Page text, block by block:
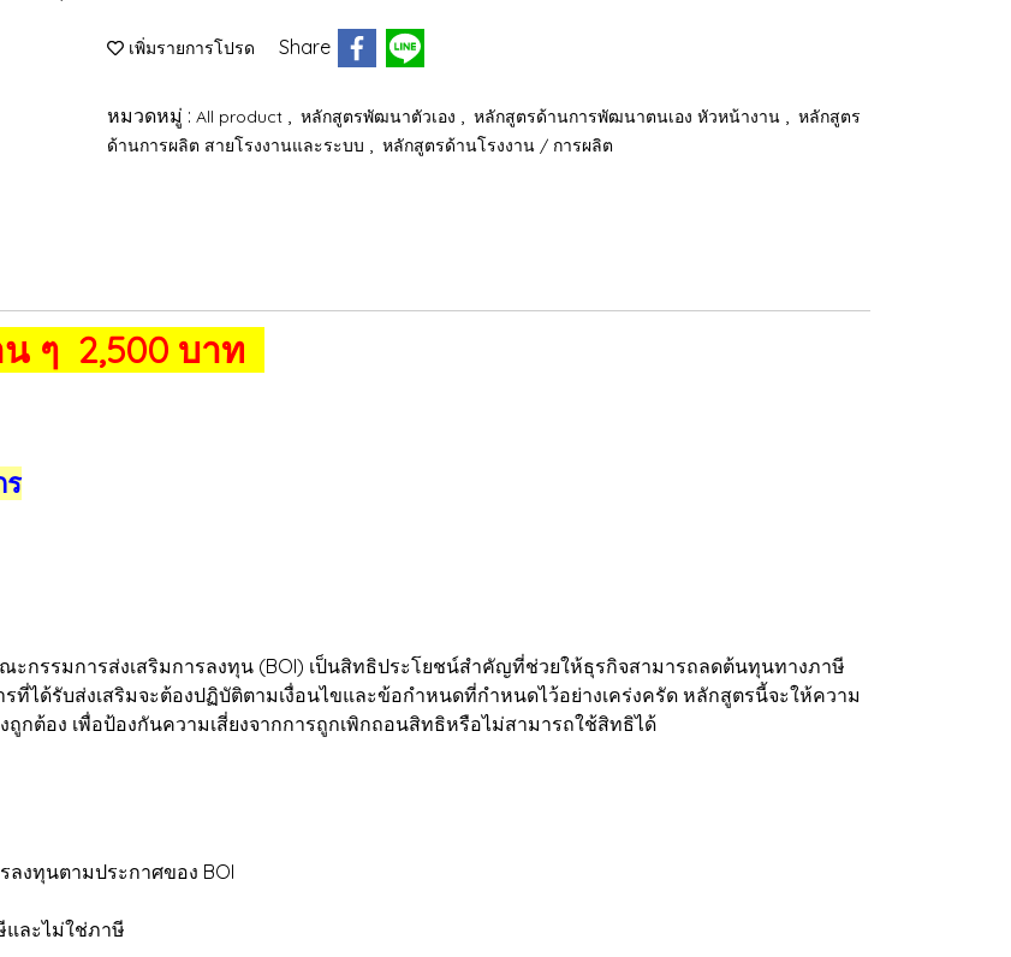
เพิ่มรายการโปรด Share
หมวดหมู่ : All product หลักสูตรพัฒนาตัวเอง หลักสูตรด้านการพัฒนาตนเอง หัวหน้างาน
หลักสูตร
ด้านการผลิต สายโรงงานและระบบ
หลักสูตรด้านโรงงาน / การผลิต
ๆ 2,500 บาท
ร
มการส่งเสริมการลงทุน (BOI) เป็นสิทธิประโยชน์สำคัญที่ช่วยให้ธุรกิจสามารถลดต้นทุนทางภาษี
ที่ได้รับส่งเสริมจะต้องปฏิบัติตามเงื่อนไขและข้อกำหนดที่กำหนดไว้อย่างเคร่งครัด หลักสูตรนี้จะให้ความ
กต้อง เพื่อป้องกันความเสี่ยงจากการถูกเพิกถอนสิทธิหรือไม่สามารถใช้สิทธิได้
งทุนตามประกาศของ BOI
และไม่ใช่ภาษี